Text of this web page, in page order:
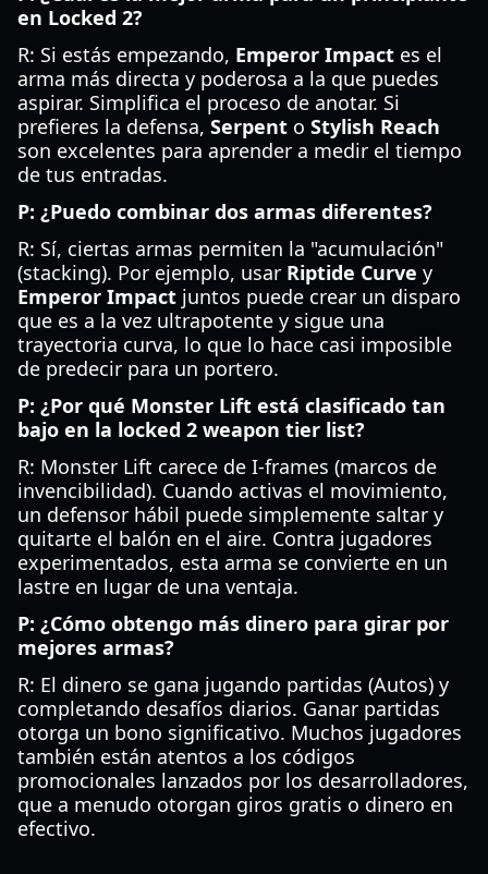
en Locked 2?
R: Si estás empezando, Emperor Impact es el
arma más directa y poderosa a la que puedes
aspirar. Simplifica el proceso de anotar. Si
prefieres la defensa, Serpent o Stylish Reach
son excelentes para aprender a medir el tiempo
de tus entradas.
P: ¿Puedo combinar dos armas diferentes?
R: Sí, ciertas armas permiten la "acumulación"
(stacking). Por ejemplo, usar Riptide Curve y
Emperor Impact juntos puede crear un disparo
que es a la vez ultrapotente y sigue una
trayectoria curva, lo que lo hace casi imposible
de predecir para un portero.
P: ¿Por qué Monster Lift está clasificado tan
bajo en la locked 2 weapon tier list?
R: Monster Lift carece de I-frames (marcos de
invencibilidad). Cuando activas el movimiento,
un defensor hábil puede simplemente saltar y
quitarte el balón en el aire. Contra jugadores
experimentados, esta arma se convierte en un
lastre en lugar de una ventaja.
P: ¿Cómo obtengo más dinero para girar por
mejores armas?
R: El dinero se gana jugando partidas (Autos) y
completando desafíos diarios. Ganar partidas
otorga un bono significativo. Muchos jugadores
también están atentos a los códigos
promocionales lanzados por los desarrolladores,
que a menudo otorgan giros gratis o dinero en
efectivo.